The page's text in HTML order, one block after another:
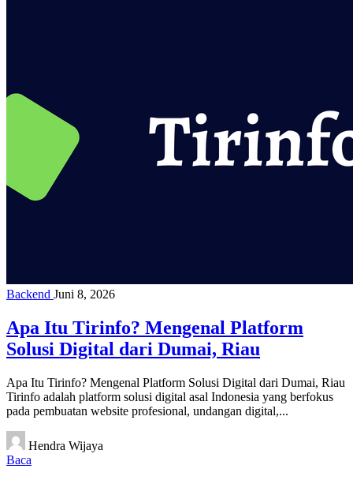
Backend Juni 8, 2026
Apa Itu Tirinfo? Mengenal Platform
Solusi Digital dari Dumai, Riau
Apa Itu Tirinfo? Mengenal Platform Solusi Digital dari Dumai, Riau
Tirinfo adalah platform solusi digital asal Indonesia yang berfokus
pada pembuatan website profesional, undangan digital,...
Hendra Wijaya
Baca